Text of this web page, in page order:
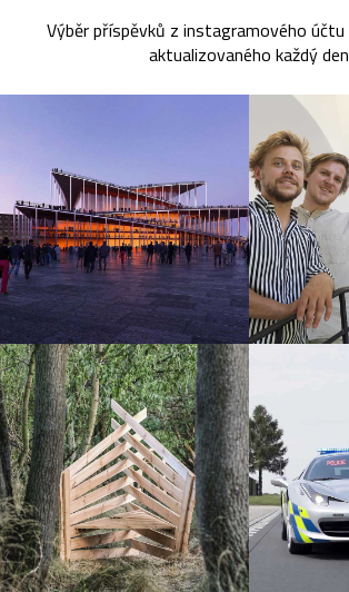
Výběr příspěvků z instagramového účtu
aktualizovaného každý den